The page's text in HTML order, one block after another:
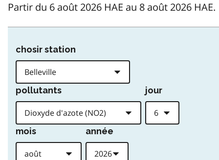
Partir du 6 août 2026 HAE au 8 août 2026 HAE.